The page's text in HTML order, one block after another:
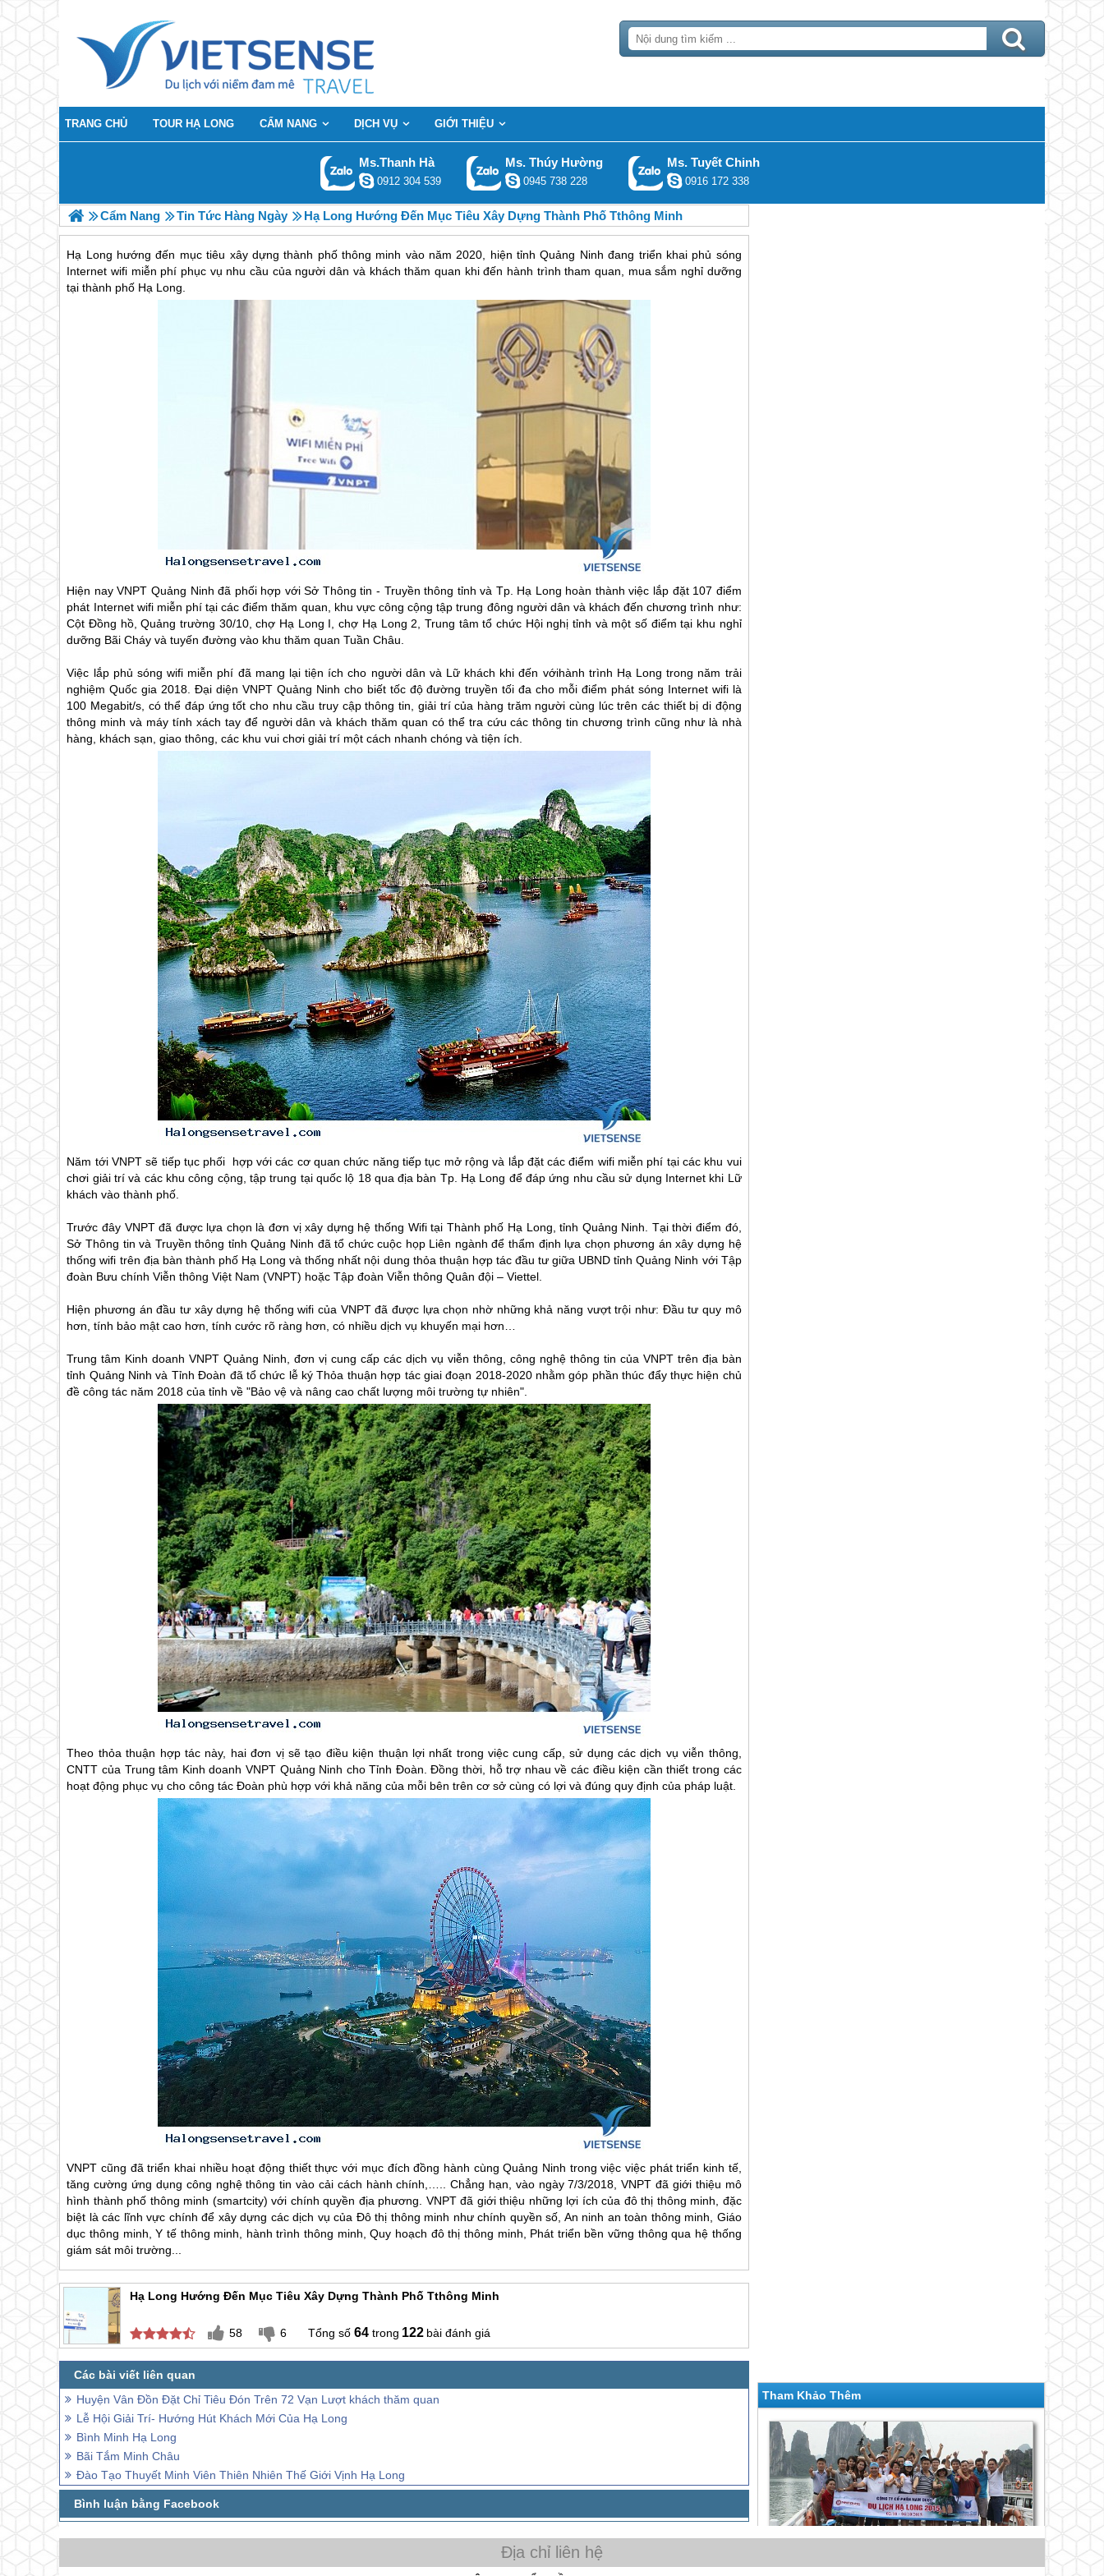
TRANG CHỦ TOUR HẠ LONG CẨM NANG DỊCH VỤ GIỚI THIỆU
Ms.Thanh Hà
0912 304 539
Ms. Thúy Hường
0945 738 228
Ms. Tuyết Chinh
0916 172 338
Tham Khảo Thêm
Cẩm Nang Tin Tức Hàng Ngày Hạ Long Hướng Đến Mục Tiêu Xây Dựng Thành Phố Tthông Minh
Hạ Long hướng đến mục tiêu xây dựng thành phố thông minh vào năm 2020, hiện tỉnh Quảng Ninh đang triển khai phủ sóng
Internet wifi miễn phí phục vụ nhu cầu của người dân và khách thăm quan khi đến hành trình tham quan, mua sắm nghỉ dưỡng
tại thành phố Hạ Long.
Hiện nay VNPT Quảng Ninh đã phối hợp với Sở Thông tin - Truyền thông tỉnh và Tp. Hạ Long hoàn thành việc lắp đặt 107 điểm
phát Internet wifi miễn phí tại các điểm thăm quan, khu vực công cộng tập trung đông người dân và khách đến chương trình như:
Cột Đồng hồ, Quảng trường 30/10, chợ Hạ Long I, chợ Hạ Long 2, Trung tâm tổ chức Hội nghị tỉnh và một số điểm tại khu nghỉ
dưỡng Bãi Cháy và tuyến đường vào khu thăm quan Tuần Châu.
Việc lắp phủ sóng wifi miễn phí đã mang lại tiện ích cho người dân và Lữ khách khi đến vớihành trình Hạ Long trong năm trải
nghiệm Quốc gia 2018. Đại diện VNPT Quảng Ninh cho biết tốc độ đường truyền tối đa cho mỗi điểm phát sóng Internet wifi là
100 Megabit/s, có thể đáp ứng tốt cho nhu cầu truy cập thông tin, giải trí của hàng trăm người cùng lúc trên các thiết bị di động
thông minh và máy tính xách tay để người dân và khách thăm quan có thể tra cứu các thông tin chương trình cũng như là nhà
hàng, khách sạn, giao thông, các khu vui chơi giải trí một cách nhanh chóng và tiện ích.
Năm tới VNPT sẽ tiếp tục phối hợp với các cơ quan chức năng tiếp tục mở rộng và lắp đặt các điểm wifi miễn phí tại các khu vui
chơi giải trí và các khu công cộng, tập trung tại quốc lộ 18 qua địa bàn Tp. Hạ Long để đáp ứng nhu cầu sử dụng Internet khi Lữ
khách vào thành phố.
Trước đây VNPT đã được lựa chọn là đơn vị xây dựng hệ thống Wifi tại Thành phố Hạ Long, tỉnh Quảng Ninh. Tại thời điểm đó,
Sở Thông tin và Truyền thông tỉnh Quảng Ninh đã tổ chức cuộc họp Liên ngành để thẩm định lựa chọn phương án xây dựng hệ
thống wifi trên địa bàn thành phố Hạ Long và thống nhất nội dung thỏa thuận hợp tác đầu tư giữa UBND tỉnh Quảng Ninh với Tập
đoàn Bưu chính Viễn thông Việt Nam (VNPT) hoặc Tập đoàn Viễn thông Quân đội – Viettel.
Hiện phương án đầu tư xây dựng hệ thống wifi của VNPT đã được lựa chọn nhờ những khả năng vượt trội như: Đầu tư quy mô
hơn, tính bảo mật cao hơn, tính cước rõ ràng hơn, có nhiều dịch vụ khuyến mại hơn…
Trung tâm Kinh doanh VNPT Quảng Ninh, đơn vị cung cấp các dịch vụ viễn thông, công nghệ thông tin của VNPT trên địa bàn
tỉnh Quảng Ninh và Tỉnh Đoàn đã tổ chức lễ ký Thỏa thuận hợp tác giai đoạn 2018-2020 nhằm góp phần thúc đẩy thực hiện chủ
đề công tác năm 2018 của tỉnh về "Bảo vệ và nâng cao chất lượng môi trường tự nhiên".
Theo thỏa thuận hợp tác này, hai đơn vị sẽ tạo điều kiện thuận lợi nhất trong việc cung cấp, sử dụng các dịch vụ viễn thông,
CNTT của Trung tâm Kinh doanh VNPT Quảng Ninh cho Tỉnh Đoàn. Đồng thời, hỗ trợ nhau về các điều kiện cần thiết trong các
hoạt động phục vụ cho công tác Đoàn phù hợp với khả năng của mỗi bên trên cơ sở cùng có lợi và đúng quy định của pháp luật.
VNPT cũng đã triển khai nhiều hoạt động thiết thực với mục đích đồng hành cùng Quảng Ninh trong việc việc phát triển kinh tế,
tăng cường ứng dụng công nghệ thông tin vào cải cách hành chính,….. Chẳng hạn, vào ngày 7/3/2018, VNPT đã giới thiệu mô
hình thành phố thông minh (smartcity) với chính quyền địa phương. VNPT đã giới thiệu những lợi ích của đô thị thông minh, đặc
biệt là các lĩnh vực chính để xây dựng các dịch vụ của Đô thị thông minh như chính quyền số, An ninh an toàn thông minh, Giáo
dục thông minh, Y tế thông minh, hành trình thông minh, Quy hoạch đô thị thông minh, Phát triển bền vững thông qua hệ thống
giám sát môi trường...
Hạ Long Hướng Đến Mục Tiêu Xây Dựng Thành Phố Tthông Minh
58 6 64 122 bài đánh giá
Huyện Vân Đồn Đặt Chỉ Tiêu Đón Trên 72 Vạn Lượt khách thăm quan
Lễ Hội Giải Trí- Hướng Hút Khách Mới Của Hạ Long
Bình Minh Hạ Long
Bãi Tắm Minh Châu
Đào Tạo Thuyết Minh Viên Thiên Nhiên Thế Giới Vịnh Hạ Long